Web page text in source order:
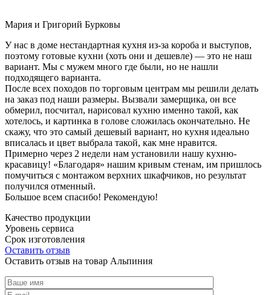
Мария и Григорий Бурковы
У нас в доме нестандартная кухня из-за короба и выступов,
поэтому готовые кухни (хоть они и дешевле) — это не наш
вариант. Мы с мужем много где были, но не нашли
подходящего варианта.
После всех походов по торговым центрам мы решили делать
на заказ под наши размеры. Вызвали замерщика, он все
обмерил, посчитал, нарисовал кухню именно такой, как
хотелось, и картинка в голове сложилась окончательно. Не
скажу, что это самый дешевый вариант, но кухня идеально
вписалась и цвет выбрала такой, как мне нравится.
Примерно через 2 недели нам установили нашу кухню-
красавицу! «Благодаря» нашим кривым стенам, им пришлось
помучиться с монтажом верхних шкафчиков, но результат
получился отменный.
Большое всем спасибо! Рекомендую!
Качество продукции
Уровень сервиса
Срок изготовления
Оставить отзыв
Оставить отзыв на товар Альпиния